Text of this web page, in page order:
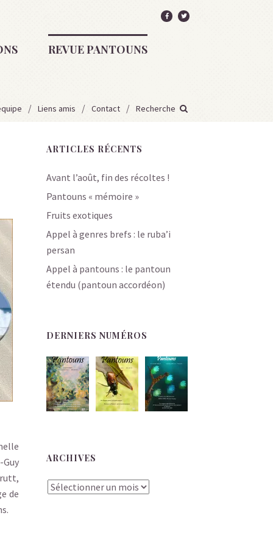
REVUE PANTOUNS
Liens amis Contact Recherche
de
ARTICLES RÉCENTS
Avant l’août, fin des récoltes !
Pantouns « mémoire »
Fruits exotiques
Appel à genres brefs : le ruba’i
persan
Appel à pantouns : le pantoun
étendu (pantoun accordéon)
DERNIERS NUMÉROS
ARCHIVES
Archives